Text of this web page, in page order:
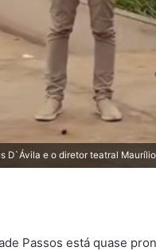
D`Ávila e o diretor teatral
Passos está quase